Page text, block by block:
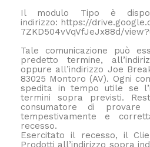
Il modulo Tipo è
indirizzo: https://
7ZKD504vVqVfJeJx88d/
Tale comunicazione può
predetto termine,
oppure all’indirizzo Joe
83025 Montoro (AV). Ogni
spedita in tempo utile se
termini sopra previsti.
consumatore di
tempestivamente e
recesso.
Esercitato il recesso, il
Prodotti all’indirizzo sopra